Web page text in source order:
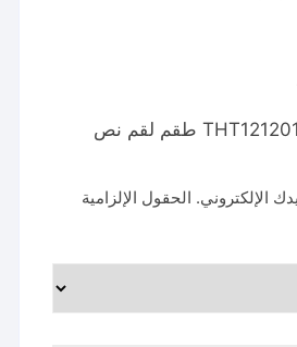
كن أول من يقيم “THT121201 طقم لقم نص
الإلكتروني. الحقول الإلزامية